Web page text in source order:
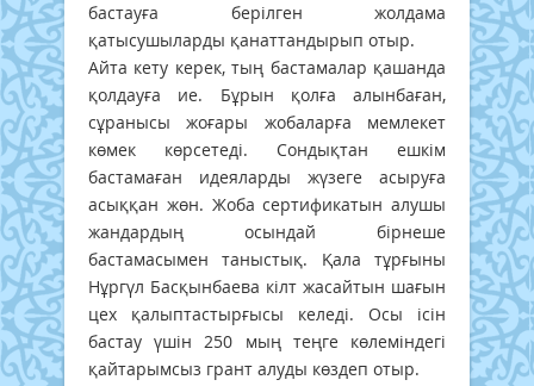
бастауға берілген жолдама
қатысушыларды қанаттандырып отыр.
Айта кету керек, тың бастамалар қашанда
қолдауға ие. Бұрын қолға алынбаған,
сұранысы жоғары жобаларға мемлекет
көмек көрсетеді. Сондықтан ешкім
бастамаған идеяларды жүзеге асыруға
асыққан жөн. Жоба сертификатын алушы
жандардың осындай бірнеше
бастамасымен таныстық. Қала тұрғыны
Нұргүл Басқынбаева кілт жасайтын шағын
цех қалыптастырғысы келеді. Осы ісін
бастау үшін 250 мың теңге көлеміндегі
қайтарымсыз грант алуды көздеп отыр.